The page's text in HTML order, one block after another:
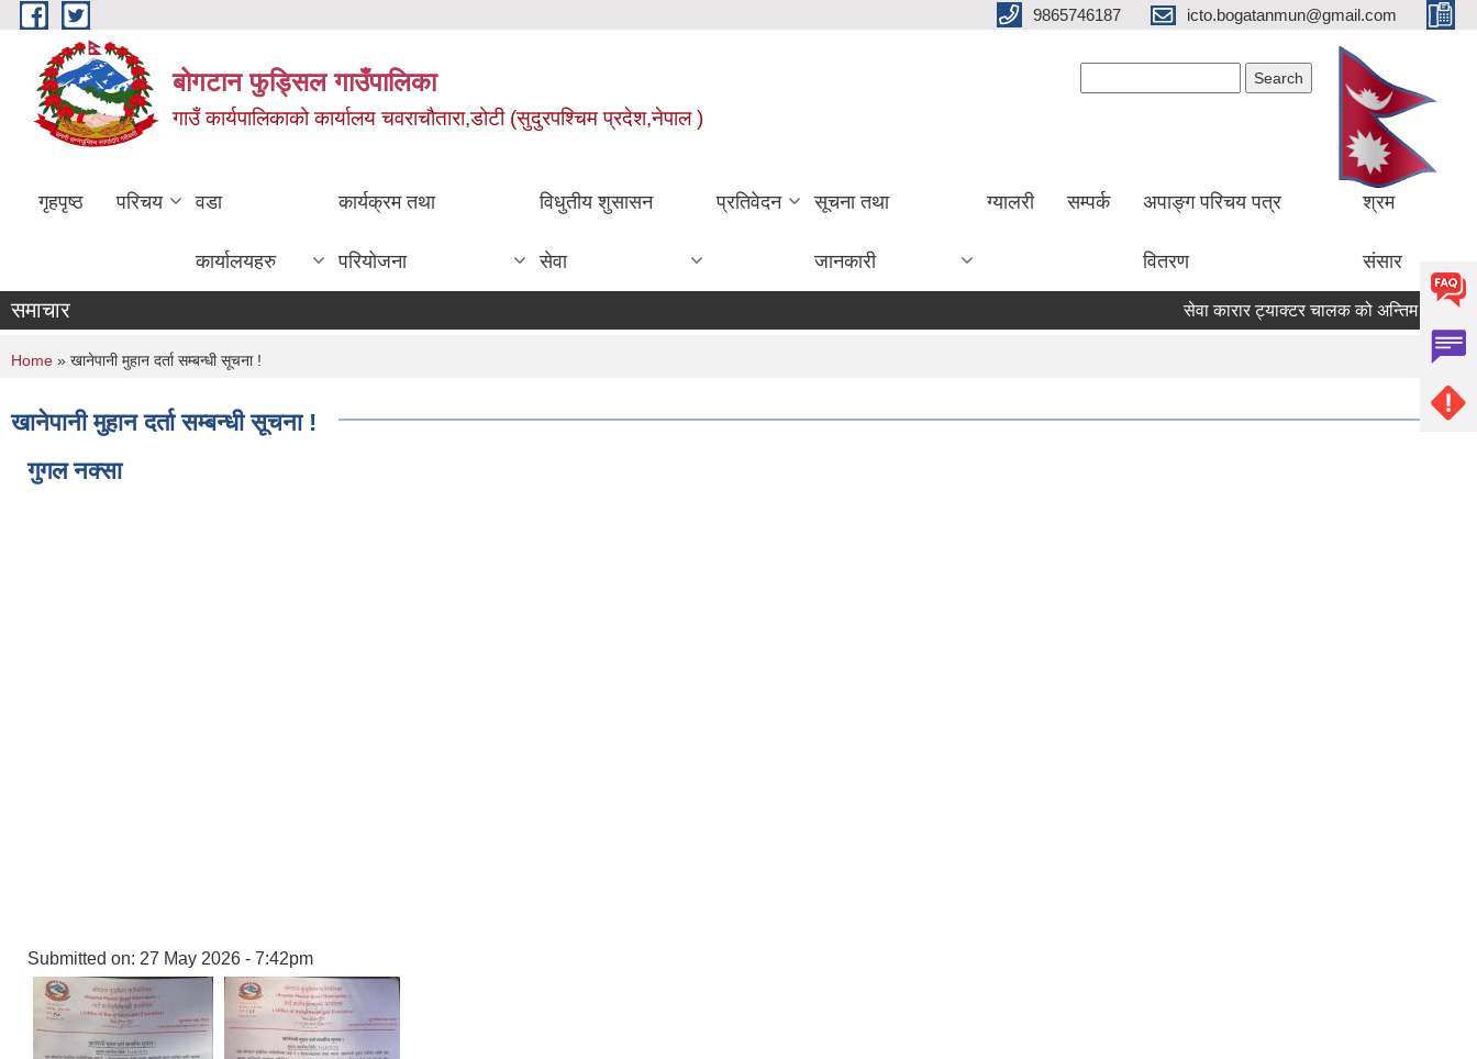
Skip to main content 9865746187 icto.bogatanmun@gmail.com
बोगटान फुड्सिल गाउँपालिका
गाउँ कार्यपालिकाको कार्यालय चवराचौतारा,डोटी (सुदुरपश्चिम प्रदेश,नेपाल )
गृहपृष्ठ परिचय वडा
कार्यालयहरु
कार्यक्रम तथा
परियोजना
विधुतीय शुसासन
सेवा
प्रतिवेदन सूचना तथा
जानकारी
ग्यालरी सम्पर्क अपाङ्ग परिचय पत्र
वितरण
श्रम
संसार
समाचार सेवा कारार ट्याक्टर चालक को अन्तिम नतिजा
You are here
Home » खानेपानी मुहान दर्ता सम्बन्धी सूचना !
खानेपानी मुहान दर्ता सम्बन्धी सूचना !
गुगल नक्सा
Submitted on: 27 May 2026 - 7:42pm